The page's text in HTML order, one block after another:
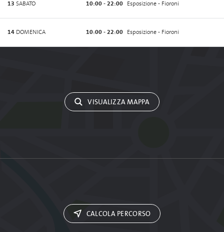
13 SABATO 10:00 - 22:00 Esposizione - Fioroni
14 DOMENICA 10:00 - 22:00 Esposizione - Fioroni
VISUALIZZA MAPPA
CALCOLA PERCORSO